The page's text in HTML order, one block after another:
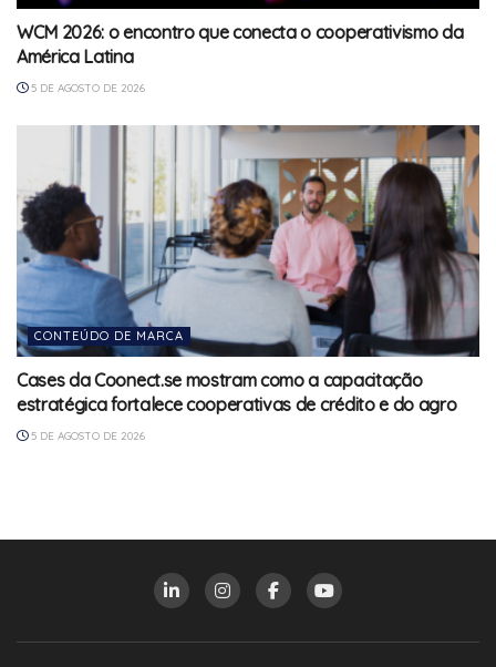
WCM 2026: o encontro que conecta o cooperativismo da
América Latina
5 DE AGOSTO DE 2026
CONTEÚDO DE MARCA
Cases da Coonect.se mostram como a capacitação
estratégica fortalece cooperativas de crédito e do agro
5 DE AGOSTO DE 2026